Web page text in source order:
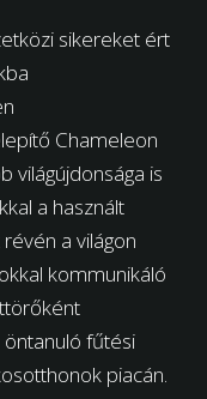
sikereket ért
Chameleon
világújdonsága is
a használt
a világon
kommunikáló
fűtési
piacán.